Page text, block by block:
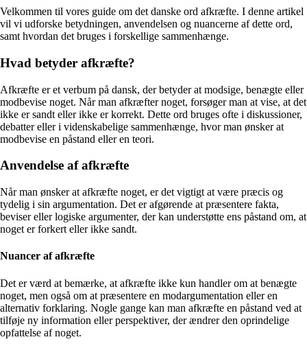
Velkommen til vores guide om det danske ord afkræfte. I denne artikel
vil vi udforske betydningen, anvendelsen og nuancerne af dette ord,
samt hvordan det bruges i forskellige sammenhænge.
Hvad betyder afkræfte?
Afkræfte er et verbum på dansk, der betyder at modsige, benægte eller
modbevise noget. Når man afkræfter noget, forsøger man at vise, at det
ikke er sandt eller ikke er korrekt. Dette ord bruges ofte i diskussioner,
debatter eller i videnskabelige sammenhænge, hvor man ønsker at
modbevise en påstand eller en teori.
Anvendelse af afkræfte
Når man ønsker at afkræfte noget, er det vigtigt at være præcis og
tydelig i sin argumentation. Det er afgørende at præsentere fakta,
beviser eller logiske argumenter, der kan understøtte ens påstand om, at
noget er forkert eller ikke sandt.
Nuancer af afkræfte
Det er værd at bemærke, at afkræfte ikke kun handler om at benægte
noget, men også om at præsentere en modargumentation eller en
alternativ forklaring. Nogle gange kan man afkræfte en påstand ved at
tilføje ny information eller perspektiver, der ændrer den oprindelige
opfattelse af noget.